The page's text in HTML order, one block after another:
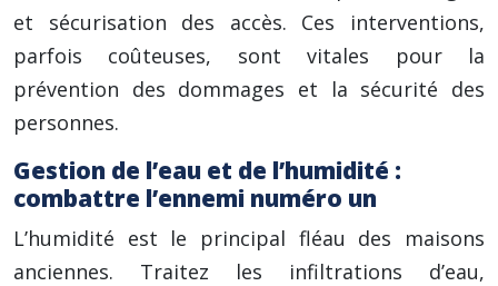
et sécurisation des accès. Ces interventions,
parfois coûteuses, sont vitales pour la
prévention des dommages et la sécurité des
personnes.
Gestion de l’eau et de l’humidité :
combattre l’ennemi numéro un
L’humidité est le principal fléau des maisons
anciennes. Traitez les infiltrations d’eau,